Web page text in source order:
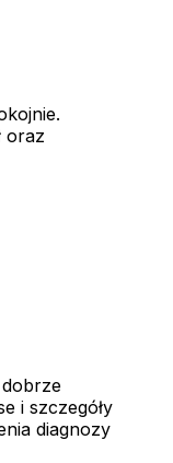
oraz
i szczegóły
diagnozy